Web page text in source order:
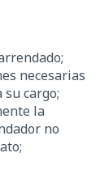
necesarias
su cargo;
la
no